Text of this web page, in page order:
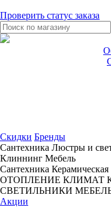
Проверить статус заказа
Скидки Бренды
Сантехника Люстры и
Клиннинг Мебель
Сантехника Керамическая
ОТОПЛЕНИЕ КЛИМАТ
СВЕТИЛЬНИКИ
Акции